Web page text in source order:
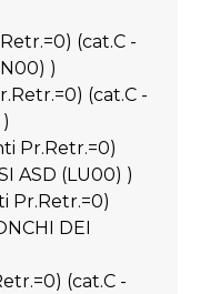
(cat.C -
)
(cat.C -
Pr.Retr.=0)
ASD (LU00) )
Pr.Retr.=0)
DEI
(cat.C -